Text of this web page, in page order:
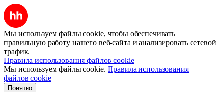
Мы используем файлы cookie, чтобы обеспечивать
правильную работу нашего веб-сайта и анализировать сетевой
трафик.
Правила использования файлов cookie
Мы используем файлы cookie. Правила использования
файлов cookie
Понятно